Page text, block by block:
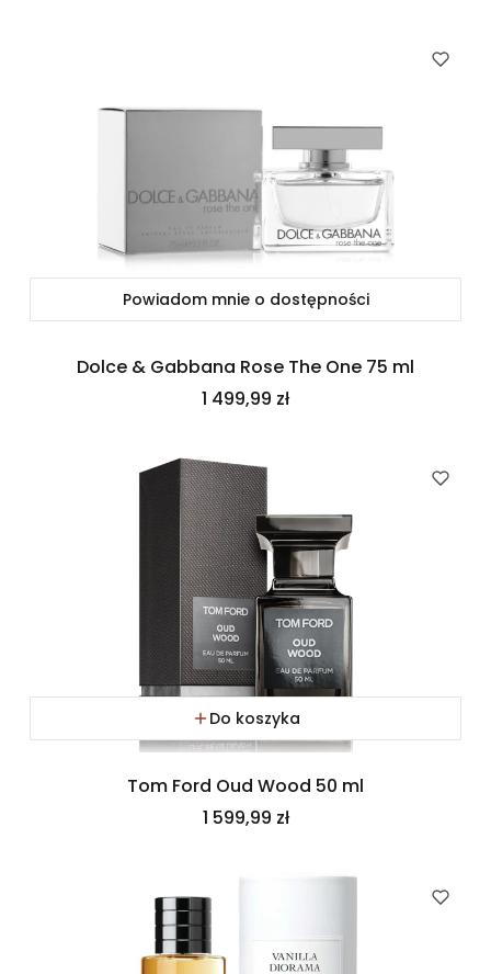
Powiadom mnie o dostępności
Dolce & Gabbana Rose The One 75 ml
Cena
1 499,99 zł
Do koszyka
Tom Ford Oud Wood 50 ml
Cena
1 599,99 zł